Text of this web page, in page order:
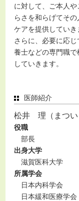
に対して、ご本人
らさを和らげてそ
ケアを提供していき
さらに、必要に応
養士などの専門職
していきます。
医師紹介
松井 理（まつ
役職
部長
出身大学
滋賀医科大学
所属学会
日本内科学会
日本緩和医療学会